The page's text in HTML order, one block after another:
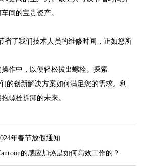
间的宝贵资产。
省了我们技术人员的维修时间，正如您所
作中，以便轻松拔出螺栓。探索
的创新解决方案如何满足您的需求。利
螺栓拆卸的未来。
年春节放假通知
的感应加热是如何高效工作的？